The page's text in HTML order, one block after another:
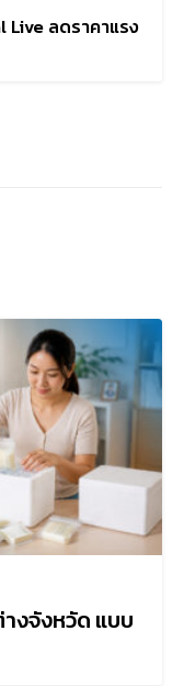
Live ลดราคาแรง
งจังหวัด แบบ